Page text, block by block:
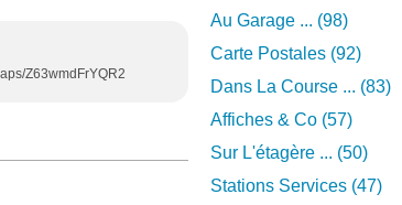
Z63wmdFrYQR2
Au Garage ... (98)
Carte Postales (92)
Dans La Course ... (83)
Affiches & Co (57)
Sur L'étagère ... (50)
Stations Services (47)